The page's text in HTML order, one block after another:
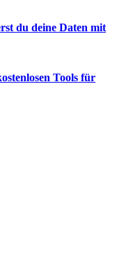
du deine Daten mit
Tools für